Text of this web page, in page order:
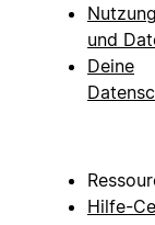
und
Deine
Hilfe-